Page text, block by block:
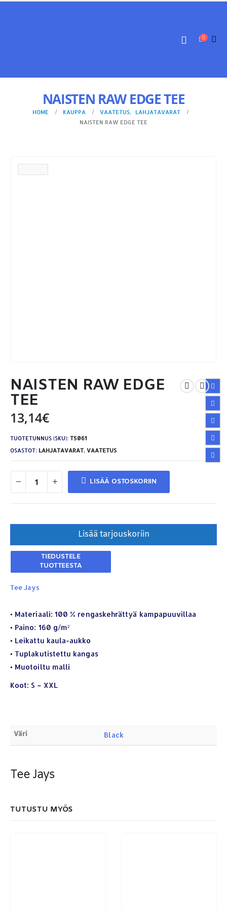
NAISTEN RAW EDGE TEE
HOME KAUPPA VAATETUS,
LAHJATAVARAT
NAISTEN RAW EDGE TEE
NAISTEN RAW EDGE
TEE
13,14€
TUOTETUNNUS (SKU): T5061
OSASTOT: LAHJATAVARAT, VAATETUS
LISÄÄ OSTOSKORIIN
Lisää tarjouskoriin
Tee Jays
• Materiaali: 100 % rengaskehrättyä kampapuuvillaa
• Paino: 160 g/m²
• Leikattu kaula-aukko
• Tuplakutistettu kangas
• Muotoiltu malli
Koot: S – XXL
Väri Black
Tee Jays
TUTUSTU MYÖS
YHTEYSTIEDOT
Osoite: Hikivuorenkatu 14 C 20, 33710 Tampere
Puhelin: 040-7549431
Sähköposti:
royal.yrityslahjat@gmail.com
ETSI TUOTTEITA